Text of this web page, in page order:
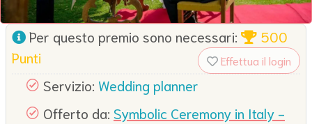
Per questo premio sono necessari:
500
Punti
Effettua il login
Servizio: Wedding planner
Offerto da: Symbolic Ceremony in Italy -